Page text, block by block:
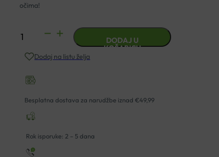
očima!
VICHY
SUPREME
OKO
OČIJU
količina
DODAJ U
KOŠARICU
Dodaj na listu želja
Besplatna dostava za narudžbe iznad €49,99
Rok isporuke: 2 – 5 dana